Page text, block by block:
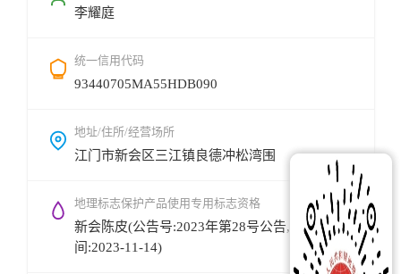
地标地图
用户登录
李耀庭
统一信用代码
93440705MA55HDB090
地址/住所/经营场所
江门市新会区三江镇良德冲松湾围
地理标志保护产品使用专用标志资格
新会陈皮(公告号:2023年第28号公告,公告时
间:2023-11-14)